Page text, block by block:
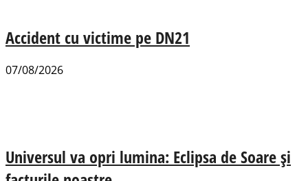
Accident cu victime pe DN21
07/08/2026
Universul va opri lumina: Eclipsa de Soare și